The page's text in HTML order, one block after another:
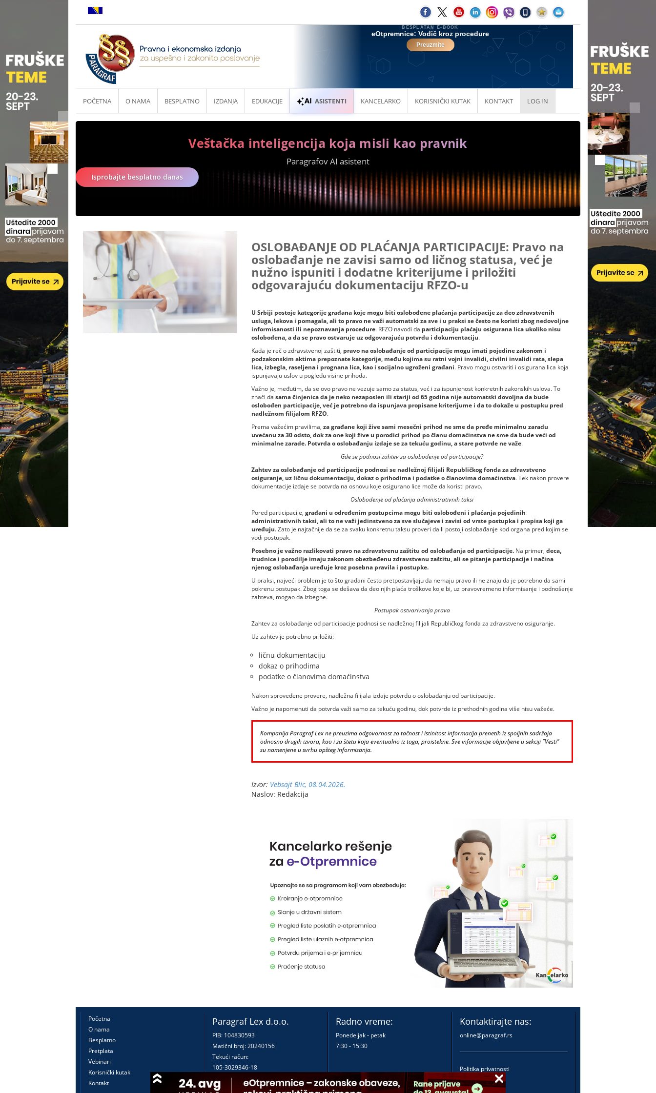
POČETNA O NAMA BESPLATNO IZDANJA EDUKACIJE ASISTENTI KANCELARKO KORISNIČKI KUTAK KONTAKT LOG IN
Veštačka inteligencija koja misli kao pravnik
Paragrafov AI asistent
Isprobajte besplatno danas
OSLOBAĐANJE OD PLAĆANJA PARTICIPACIJE: Pravo na
oslobađanje ne zavisi samo od ličnog statusa, već je
nužno ispuniti i dodatne kriterijume i priložiti
odgovarajuću dokumentaciju RFZO-u
U Srbiji postoje kategorije građana koje mogu biti oslobođene plaćanja participacije za deo zdravstvenih
usluga, lekova i pomagala, ali to pravo ne važi automatski za sve i u praksi se često ne koristi zbog nedovoljne
informisanosti ili nepoznavanja procedure. RFZO navodi da participaciju plaćaju osigurana lica ukoliko nisu
oslobođena, a da se pravo ostvaruje uz odgovarajuću potvrdu i dokumentaciju.
Kada je reč o zdravstvenoj zaštiti, pravo na oslobađanje od participacije mogu imati pojedine zakonom i
podzakonskim aktima prepoznate kategorije, među kojima su ratni vojni invalidi, civilni invalidi rata, slepa
lica, izbegla, raseljena i prognana lica, kao i socijalno ugroženi građani. Pravo mogu ostvariti i osigurana lica koja
ispunjavaju uslov u pogledu visine prihoda.
Važno je, međutim, da se ovo pravo ne vezuje samo za status, već i za ispunjenost konkretnih zakonskih uslova. To
znači da sama činjenica da je neko nezaposlen ili stariji od 65 godina nije automatski dovoljna da bude
oslobođen participacije, već je potrebno da ispunjava propisane kriterijume i da to dokaže u postupku pred
nadležnom filijalom RFZO.
Prema važećim pravilima, za građane koji žive sami mesečni prihod ne sme da pređe minimalnu zaradu
uvećanu za 30 odsto, dok za one koji žive u porodici prihod po članu domaćinstva ne sme da bude veći od
minimalne zarade. Potvrda o oslobađanju izdaje se za tekuću godinu, a stare potvrde ne važe.
Gde se podnosi zahtev za oslobođenje od participacije?
Zahtev za oslobađanje od participacije podnosi se nadležnoj filijali Republičkog fonda za zdravstveno
osiguranje, uz ličnu dokumentaciju, dokaz o prihodima i podatke o članovima domaćinstva. Tek nakon provere
dokumentacije izdaje se potvrda na osnovu koje osigurano lice može da koristi pravo.
Oslobođenje od plaćanja administrativnih taksi
Pored participacije, građani u određenim postupcima mogu biti oslobođeni i plaćanja pojedinih
administrativnih taksi, ali to ne važi jedinstveno za sve slučajeve i zavisi od vrste postupka i propisa koji ga
uređuju. Zato je najtačnije da se za svaku konkretnu taksu proveri da li postoji oslobađanje kod organa pred kojim se
vodi postupak.
Posebno je važno razlikovati pravo na zdravstvenu zaštitu od oslobađanja od participacije.Na primer, deca,
trudnice i porodilje imaju zakonom obezbeđenu zdravstvenu zaštitu, ali se pitanje participacije i načina
njenog oslobađanja uređuje kroz posebna pravila i postupke.
U praksi, najveći problem je to što građani često pretpostavljaju da nemaju pravo ili ne znaju da je potrebno da sami
pokrenu postupak. Zbog toga se dešava da deo njih plaća troškove koje bi, uz pravovremeno informisanje i podnošenje
zahteva, mogao da izbegne.
Postupak ostvarivanja prava
Zahtev za oslobađanje od participacije podnosi se nadležnoj filijali Republičkog fonda za zdravstveno osiguranje.
Uz zahtev je potrebno priložiti:
ličnu dokumentaciju
dokaz o prihodima
podatke o članovima domaćinstva
Nakon sprovedene provere, nadležna filijala izdaje potvrdu o oslobađanju od participacije.
Važno je napomenuti da potvrda važi samo za tekuću godinu, dok potvrde iz prethodnih godina više nisu važeće.
Kompanija Paragraf Lex ne preuzima odgovornost za tačnost i istinitost informacija prenetih iz spoljnih sadržaja
odnosno drugih izvora, kao i za štetu koja eventualno iz toga, proistekne. Sve informacije objavljene u sekciji "Vesti"
su namenjene u svrhu opšteg informisanja.
Izvor: Vebsajt Blic, 08.04.2026.
Naslov: Redakcija
Početna
O nama
Besplatno
Pretplata
Vebinari
Korisnički kutak
Kontakt
Paragraf Lex d.o.o.
PIB: 104830593
Matični broj: 20240156
Tekući račun:
105-3029346-18
160-0000000380290-23
Radno vreme:
Ponedeljak - petak
7:30 - 15:30
Kontaktirajte nas:
online@paragraf.rs
Politika privatnosti